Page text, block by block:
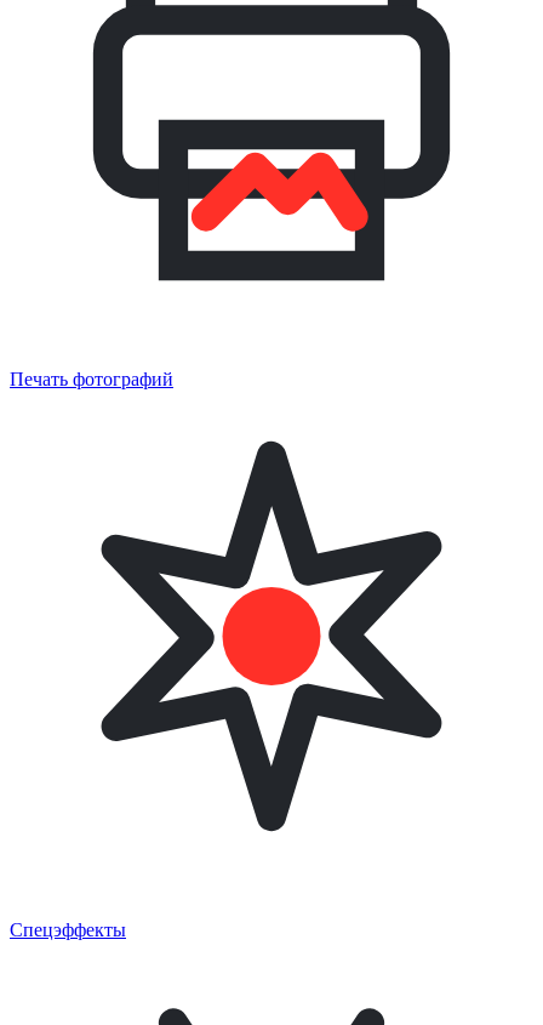
Печать фотографий
Спецэффекты